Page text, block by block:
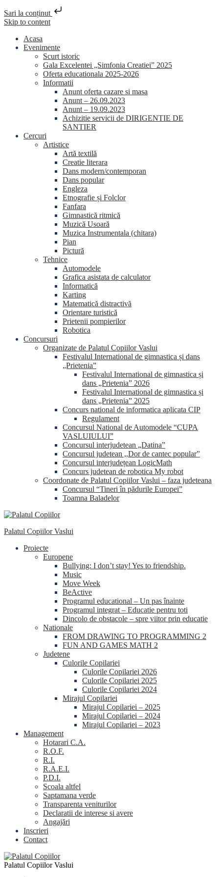
Sari la conținut
Skip to content
Acasa
Evenimente
Scurt istoric
Gala Excelentei „Simfonia Creatiei” 2025
Oferta educationala 2025-2026
Informatii
Anunt oferta cazare si masa
Anunt – 26.09.2023
Anunt – 19.09.2023
Achizitie servicii de DIRIGENTIE DE
SANTIER
Cercuri
Artistice
Artă textilă
Creatie literara
Dans modern/contemporan
Dans popular
Engleza
Etnografie și Folclor
Fanfara
Gimnastică ritmică
Muzică Usoară
Muzica Instrumentala (chitara)
Pian
Pictură
Tehnice
Automodele
Grafica asistata de calculator
Informatică
Karting
Matematică distractivă
Orientare turistică
Prietenii pompierilor
Robotica
Concursuri
Organizate de Palatul Copiilor Vaslui
Festivalul International de gimnastica și dans
„Prietenia”
Festivalul International de gimnastica și
dans „Prietenia” 2026
Festivalul International de gimnastica și
dans „Prietenia” 2025
Concurs national de informatica aplicata CIP
Regulament
Concursul National de Automodele “CUPA
VASLUIULUI”
Concursul interjudetean „Datina”
Concursul judetean ,,Dor de cantec popular”
Concursul interjudețean LogicMath
Concurs judetean de robotica My robot
Coordonate de Palatul Copiilor Vaslui – faza judeteana
Concursul “Tineri în pădurile Europei”
Toamna Baladelor
Palatul Copiilor Vaslui
Proiecte
Europene
Bullying: I don’t stay! Yes to friendship.
Music
Move Week
BeActive
Programul educational – Un pas înainte
Programul integrat – Educatie pentru toti
Dincolo de obstacole – spre viitor prin educatie
Nationale
FROM DRAWING TO PROGRAMMING 2
FUN AND GAMES MATH 2
Judetene
Culorile Copilariei
Culorile Copilariei 2026
Culorile Copilariei 2025
Culorile Copilariei 2024
Mirajul Copilariei
Mirajul Copilariei – 2025
Mirajul Copilariei – 2024
Mirajul Copilariei – 2023
Management
Hotarari C.A.
R.O.F.
R.I.
R.A.E.I.
P.D.I.
Scoala altfel
Saptamana verde
Transparenta veniturilor
Declaratii de interese si avere
Angajări
Inscrieri
Contact
Palatul Copiilor Vaslui